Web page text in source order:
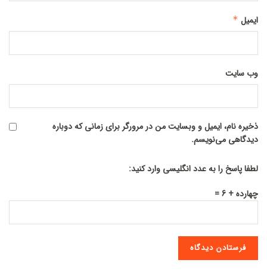
ایمیل *
وب‌ سایت
ذخیره نام، ایمیل و وبسایت من در مرورگر برای زمانی که دوباره
دیدگاهی می‌نویسم.
لطفا پاسخ را به عدد انگلیسی وارد کنید:
چهارده + 6 =